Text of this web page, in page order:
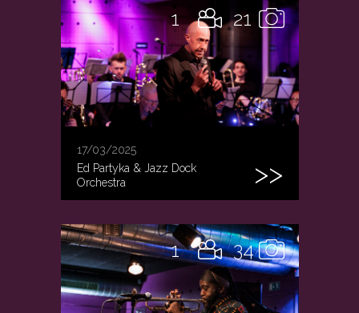
21
1
17/03/2025
Ed Partyka & Jazz Dock
Orchestra
34
1